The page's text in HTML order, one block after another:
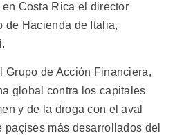
Costa Rica el director
de Hacienda de Italia,
Grupo de Acción Financiera,
global contra los capitales
y de la droga con el aval
más desarrollados del